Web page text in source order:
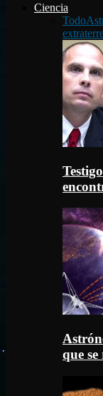
Ciencia
Todo
que